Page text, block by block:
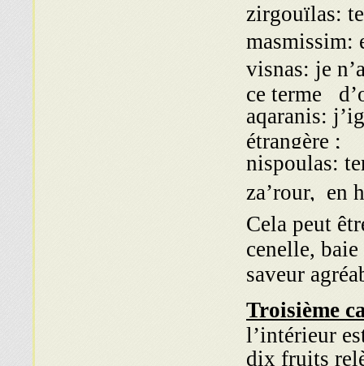
zirgouïlas:
masmissim:
visnas: je
ce terme
aqaranis:
étrangère ;
nispoulas:
za’rour, en
Cela peut
cenelle,
saveur
Troisième
l’intérieur
dix fruits